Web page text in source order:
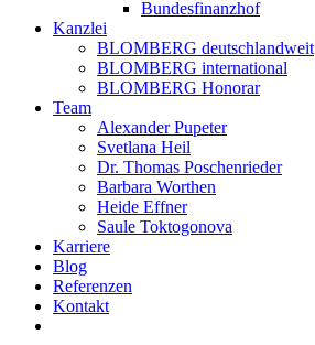
Bundesfinanzhof
Kanzlei
BLOMBERG deutschlandweit
BLOMBERG international
BLOMBERG Honorar
Team
Alexander Pupeter
Svetlana Heil
Dr. Thomas Poschenrieder
Barbara Worthen
Heide Effner
Saule Toktogonova
Karriere
Blog
Referenzen
Kontakt